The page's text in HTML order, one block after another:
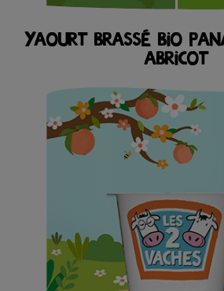
YAOURT BRASSÉ BIO
ABRICOT